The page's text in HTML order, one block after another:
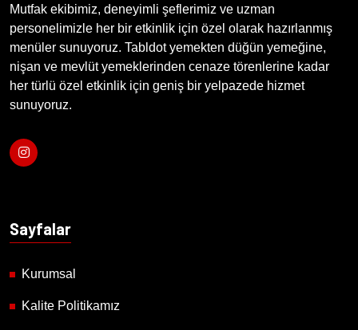
Mutfak ekibimiz, deneyimli şeflerimiz ve uzman
personelimizle her bir etkinlik için özel olarak hazırlanmış
menüler sunuyoruz. Tabldot yemekten düğün yemeğine,
nişan ve mevlüt yemeklerinden cenaze törenlerine kadar
her türlü özel etkinlik için geniş bir yelpazede hizmet
sunuyoruz.
Sayfalar
Kurumsal
Kalite Politikamız